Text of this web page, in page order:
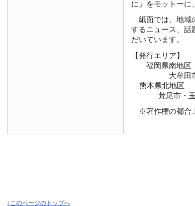
に』をモットーに
紙面では、地域
するニュース、話
だいています。
【発行エリア】
福岡県南地区
大牟田市・柳
熊本県北地区
荒尾市・玉名
※著作権の都合
↑このページのトップへ